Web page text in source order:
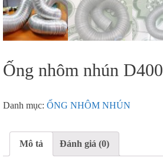
Ống nhôm nhún D400
Danh mục: ỐNG NHÔM NHÚN
Mô tả Đánh giá (0)